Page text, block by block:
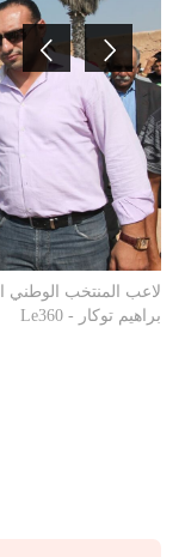
لاعب المنتخب الوطني
براهيم توكار - Le360